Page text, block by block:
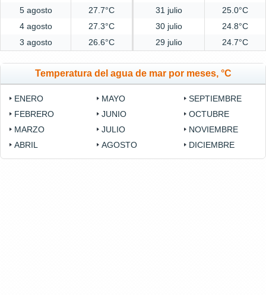
5 agosto
27.7°C 31 julio
25.0°C
4 agosto
27.3°C 30 julio
24.8°C
3 agosto
26.6°C 29 julio 24.7°C
Temperatura del agua de mar por meses, °C
ENERO
FEBRERO
MARZO
ABRIL
MAYO
JUNIO
JULIO
AGOSTO
SEPTIEMBRE
OCTUBRE
NOVIEMBRE
DICIEMBRE